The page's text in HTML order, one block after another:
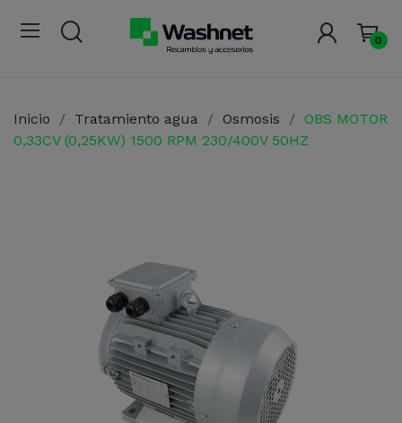
0
Inicio Tratamiento agua Osmosis
OBS MOTOR
0,33CV (0,25KW) 1500 RPM 230/400V 50HZ